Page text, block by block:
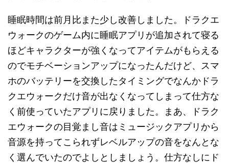
睡眠時間は前月比また少し改善しました。ドラクエ
ウォークのゲーム内に睡眠アプリが追加されて寝る
ほどキャラクターが強くなってアイテムがもらえる
のでモチベーションアップになったんだけど、スマ
ホのバッテリーを交換したタイミングでなんかドラ
クエウォークだけ音が出なくなってしまって仕方な
く前使っていたアプリに戻りました。まあ、ドラク
エウォークの目覚まし音はミュージックアプリから
音源を持ってこられずレベルアップの音をなんとな
く選んでいたのでよしとしましょう。仕方なしにド